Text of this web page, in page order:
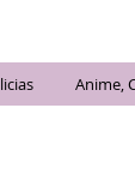
Anime,